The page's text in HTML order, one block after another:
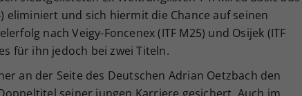
eliminiert und sich hiermit die Chance auf seinen
nach Veigy-Foncenex (ITF M25) und Osijek (ITF
für ihn jedoch bei zwei Titeln.
an der Seite des Deutschen Adrian Oetzbach den